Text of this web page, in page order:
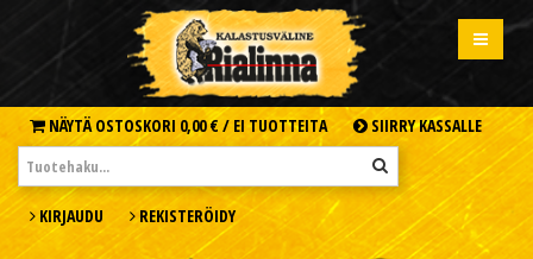
NÄYTÄ OSTOSKORI 0,00 € / EI TUOTTEITA SIIRRY KASSALLE
KIRJAUDU REKISTERÖIDY